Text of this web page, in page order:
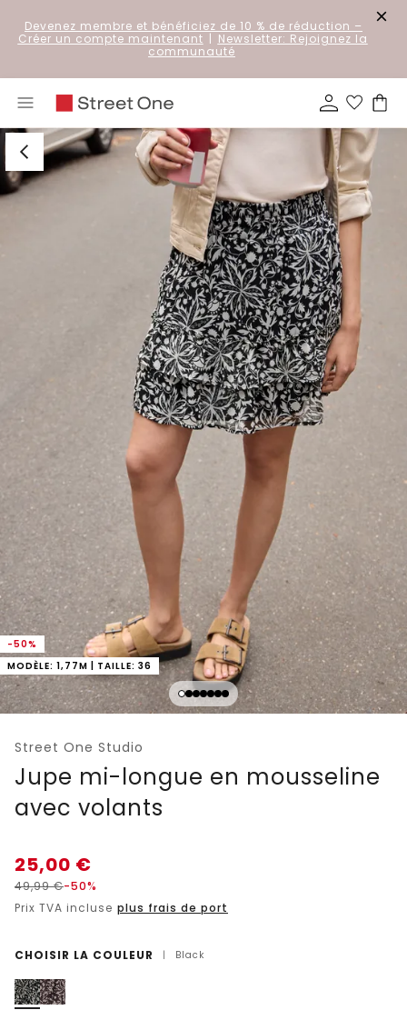
Devenez membre et bénéficiez de 10 % de réduction –
Créer un compte maintenant | Newsletter: Rejoignez la
communauté
-50%
MODÈLE: 1,77M | TAILLE: 36
Street One Studio
Jupe mi-longue en mousseline
avec volants
25,00 €
49,99€-50%
Prix TVA incluse plus frais de port
CHOISIR LA COULEUR | Black